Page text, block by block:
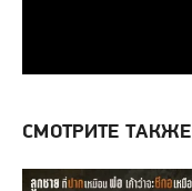
СМОТРИТЕ